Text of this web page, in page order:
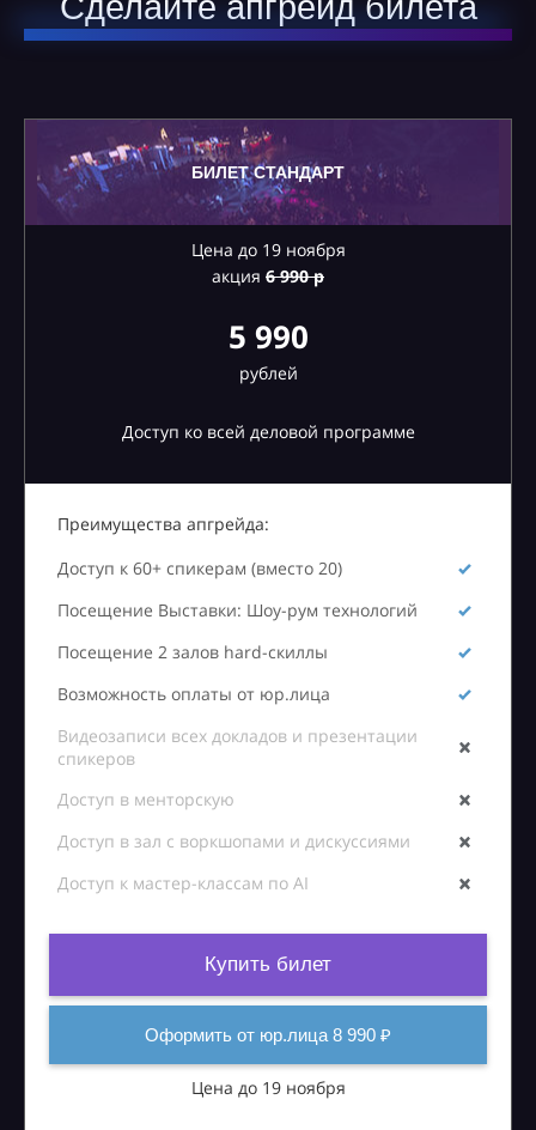
БИЛЕТ СТАНДАРТ
Цена до 19 ноября
акция 6990 р
5 990
рублей
Доступ ко всей деловой программе
Преимущества апгрейда:
Доступ к 60+ спикерам (вместо 20)
Посещение Выставки: Шоу-рум технологий
Посещение 2 залов hard-скиллы
Возможность оплаты от юр.лица
Видеозаписи всех докладов и презентации
спикеров
Доступ в менторскую
Доступ в зал с воркшопами и дискуссиями
Доступ к мастер-классам по AI
Купить билет
Оформить от юр.лица 8 990 ₽
Цена до 19 ноября